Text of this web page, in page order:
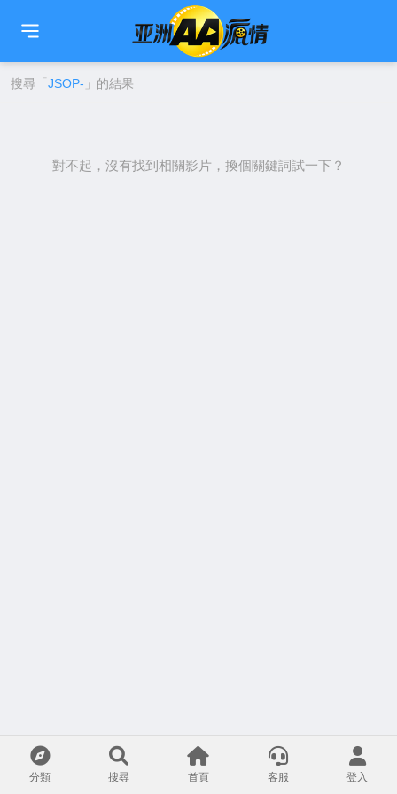
🇹🇼 简中 🇺🇸EN 🇯🇵日本語
搜尋「 JSOP- 」的結果
對不起，沒有找到相關影片，換個關鍵詞試一下？
分類 搜尋 首頁 客服 登入